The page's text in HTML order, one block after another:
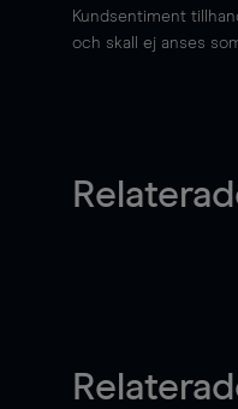
Kundsentiment
och skall ej anses